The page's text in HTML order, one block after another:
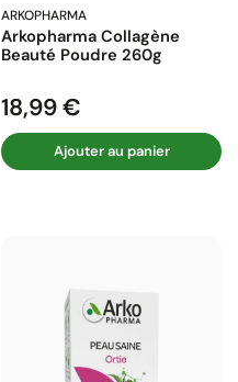
ARKOPHARMA
Arkopharma Collagène
Beauté Poudre 260g
Prix
18,99 €
Ajouter au panier